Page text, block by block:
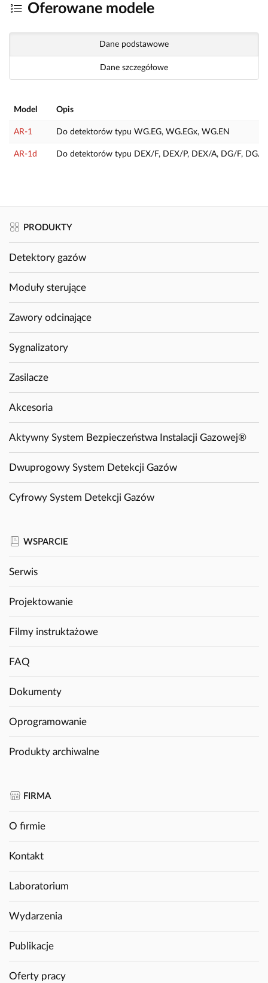
Oferowane modele
Dane podstawowe
Dane szczegółowe
Model Opis
AR-1 Do detektorów typu WG.EG, WG.EGx, WG.EN
AR-1d Do detektorów typu DEX/F, DEX/P, DEX/A, DG/F, DG/
PRODUKTY
Detektory gazów
Moduły sterujące
Zawory odcinające
Sygnalizatory
Zasilacze
Akcesoria
Aktywny System Bezpieczeństwa Instalacji Gazowej®
Dwuprogowy System Detekcji Gazów
Cyfrowy System Detekcji Gazów
WSPARCIE
Serwis
Projektowanie
Filmy instruktażowe
FAQ
Dokumenty
Oprogramowanie
Produkty archiwalne
FIRMA
O firmie
Kontakt
Laboratorium
Wydarzenia
Publikacje
Oferty pracy